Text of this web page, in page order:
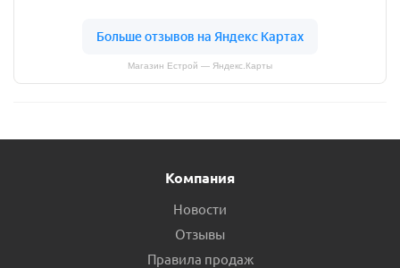
Магазин Естрой — Яндекс.Карты
Компания
Новости
Отзывы
Правила продаж